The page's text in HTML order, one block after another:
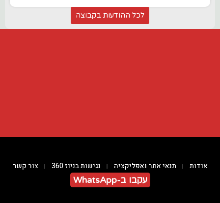
לכל ההודעות בקבוצה
אודות תנאי אתר ואפליקציה נגישות בניוז 360 צור קשר
עקבו ב-WhatsApp